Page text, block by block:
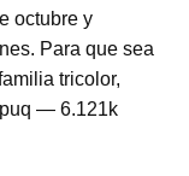
octubre y
Para que sea
tricolor,
— 6.121k